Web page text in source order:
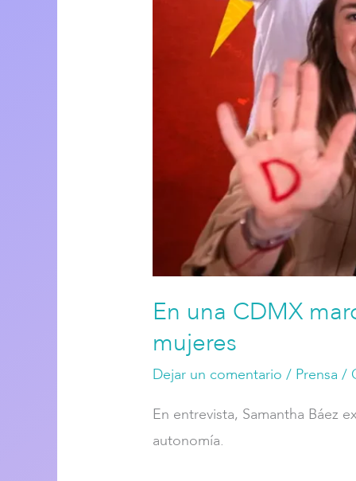
En una CDMX
mujeres
Dejar un comentario / Prensa /
En entrevista, Samantha Báez
autonomía.